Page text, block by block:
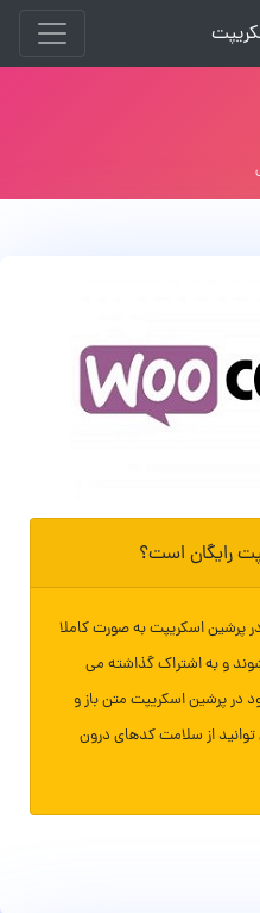
رایگان است؟
پرشین اسکریپت به صورت کاملا
و به اشتراک گذاشته می
در پرشین اسکریپت متن باز و
از سلامت کدهای درون